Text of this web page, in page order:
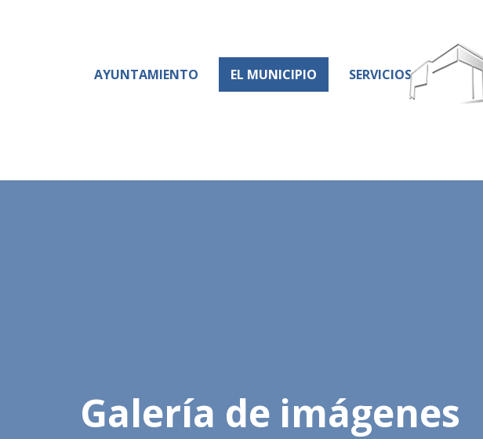
AYUNTAMIENTO EL MUNICIPIO SERVICIOS
Galería de imágenes